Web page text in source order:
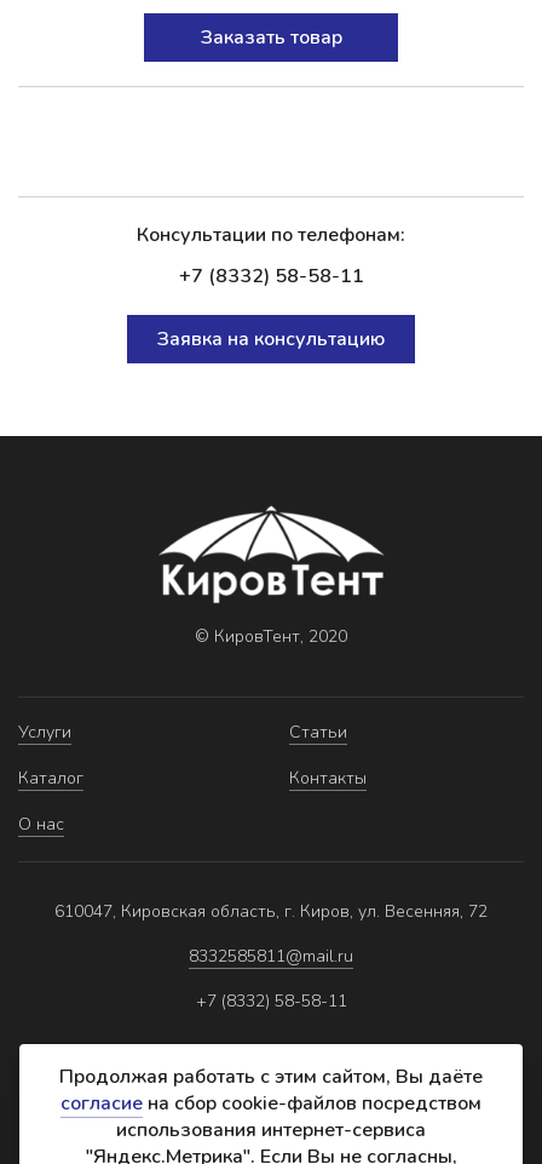
Заказать товар
Консультации по телефонам:
+7 (8332) 58-58-11
Заявка на консультацию
© КировТент, 2020
Услуги
Каталог
О нас
Статьи
Контакты
610047, Кировская область, г. Киров, ул. Весенняя, 72
8332585811@mail.ru
+7 (8332) 58-58-11
Политика обработки персональных данных
Продолжая работать с этим сайтом, Вы даёте
согласие на сбор cookie-файлов посредством
использования интернет-сервиса
"Яндекс.Метрика". Если Вы не согласны,